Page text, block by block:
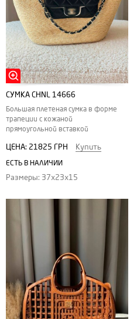
СУМКА CHNL 14666
Большая плетеная сумка в форме
трапеции с кожаной
прямоугольной вставкой
ЦЕНА: 21825 ГРН Купить
ЕСТЬ В НАЛИЧИИ
Размеры: 37х23х15